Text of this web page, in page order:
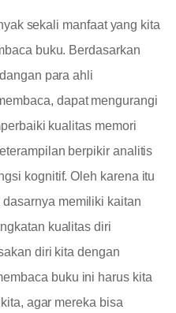
sekali manfaat yang kita
buku. Berdasarkan
para ahli
dapat mengurangi
kualitas memori
berpikir analitis
kognitif. Oleh karena itu
memiliki kaitan
kualitas diri
diri kita dengan
buku ini harus kita
agar mereka bisa